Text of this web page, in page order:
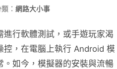
： 網路大小事
進行軟體測試，或手遊玩家渴
控，在電腦上執行 Android 模
如今，模擬器的安裝與流暢